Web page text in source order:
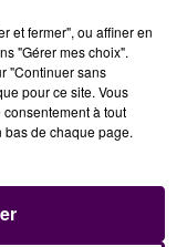
et fermer", ou affiner en
"Gérer mes choix".
"Continuer sans
pour ce site. Vous
à tout
bas de chaque page.